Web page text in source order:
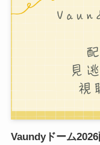
Vaundyドーム